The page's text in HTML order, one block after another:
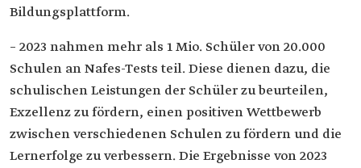
Bildungsplattform.
– 2023 nahmen mehr als 1 Mio. Schüler von 20.000
Schulen an Nafes-Tests teil. Diese dienen dazu, die
schulischen Leistungen der Schüler zu beurteilen,
Exzellenz zu fördern, einen positiven Wettbewerb
zwischen verschiedenen Schulen zu fördern und die
Lernerfolge zu verbessern. Die Ergebnisse von 2023